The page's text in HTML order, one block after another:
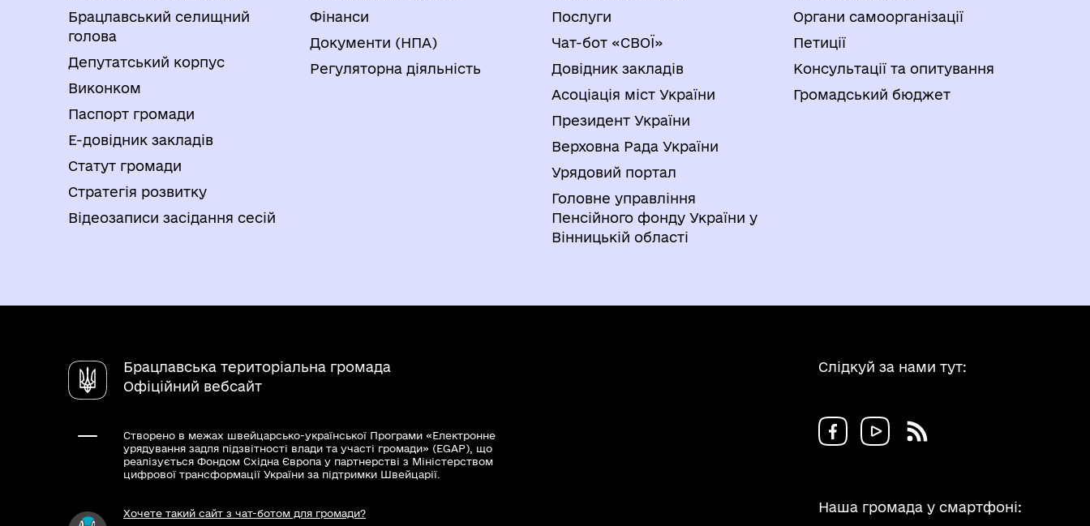
Брацлавський селищний
голова
Депутатський корпус
Виконком
Паспорт громади
Е-довідник закладів
Статут громади
Стратегія розвитку
Відеозаписи засідання сесій
Фінанси
Документи (НПА)
Регуляторна діяльність
Послуги
Чат-бот «СВОЇ»
Довідник закладів
Асоціація міст України
Президент України
Верховна Рада України
Урядовий портал
Головне управління
Пенсійного фонду України у
Вінницькій області
Органи самоорганізації
Петиції
Консультації та опитування
Громадський бюджет
Брацлавська територіальна громада
Офіційний вебсайт
Створено в межах швейцарсько-української Програми «Електронне
урядування задля підзвітності влади та участі громади» (EGAP), що
реалізується Фондом Східна Європа у партнерстві з Міністерством
цифрової трансформації України за підтримки Швейцарії.
Хочете такий сайт з чат-ботом для громади?
Слідкуй за нами тут:
Наша громада у смартфоні: